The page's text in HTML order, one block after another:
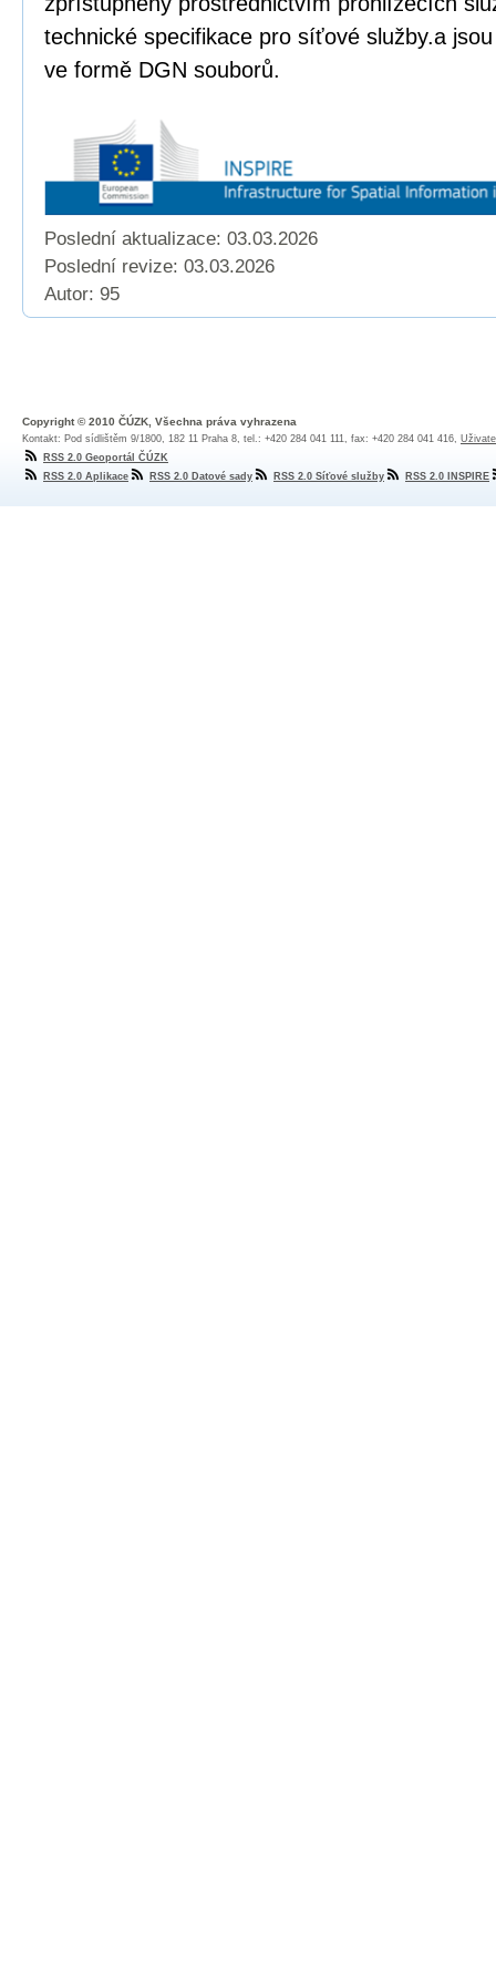
technické specifikace pro síťové služby.a
ve formě DGN souborů.
Poslední aktualizace: 03.03.2026
Poslední revize: 03.03.2026
Autor: 95
Copyright © 2010 ČÚZK, Všechna práva vyhrazena
Kontakt: Pod sídlištěm 9/1800, 182 11 Praha 8, tel.: +420 284 041 111, fax: +420 284 041 416,
RSS 2.0 Geoportál ČÚZK
RSS 2.0 Aplikace
RSS 2.0 Datové sady RSS 2.0 Síťové služby RSS 2.0 INSPIRE